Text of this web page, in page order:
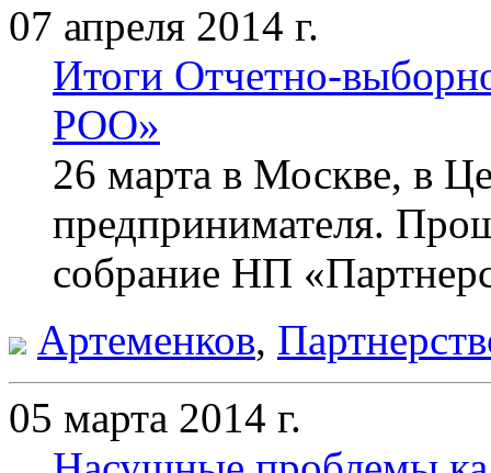
07 апреля 2014 г.
Итоги Отчетно-
РОО»
26 марта в Москве, в
предпринимателя.
собрание НП
Артеменков,
05 марта 2014 г.